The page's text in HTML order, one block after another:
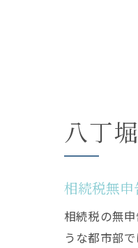
八丁
相続税無
相続税の無
うな都市部